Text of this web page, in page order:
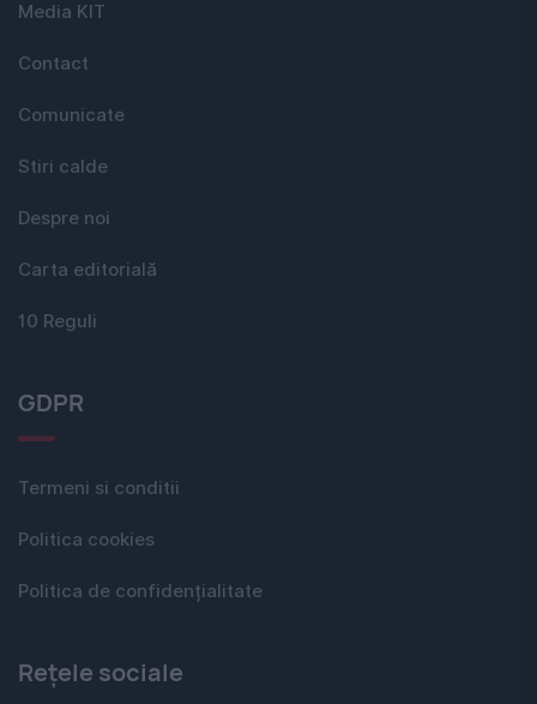
Media KIT
Contact
Comunicate
Stiri calde
Despre noi
Carta editorială
10 Reguli
GDPR
Termeni si conditii
Politica cookies
Politica de confidențialitate
Rețele sociale